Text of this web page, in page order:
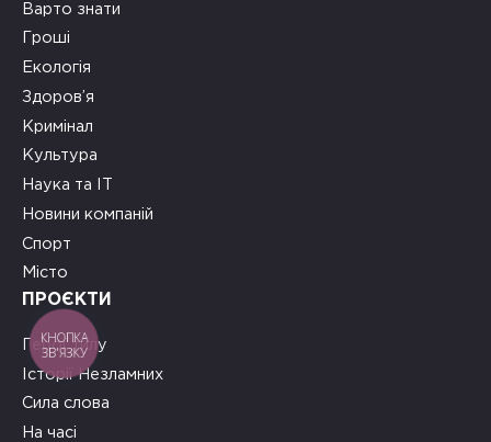
Варто знати
Гроші
Екологія
Здоров’я
Кримінал
Культура
Наука та ІТ
Новини компаній
Спорт
Місто
ПРОЄКТИ
Герої тилу
Історії Незламних
Сила слова
На часі
КНОПКА
ЗВ'ЯЗКУ